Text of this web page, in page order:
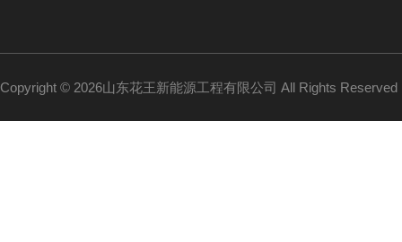
Copyright © 2026山东花王新能源工程有限公司 All Rights